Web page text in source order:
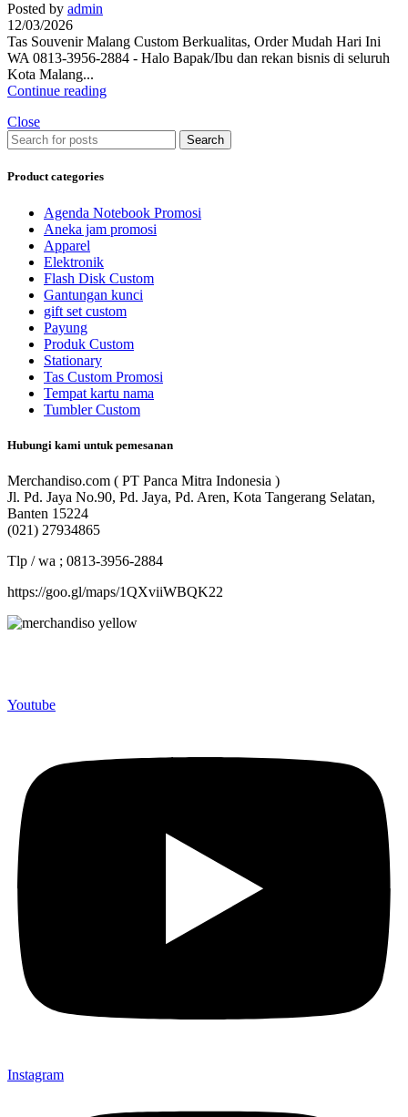
Posted by admin
12/03/2026
Tas Souvenir Malang Custom Berkualitas, Order Mudah Hari Ini
WA 0813-3956-2884 - Halo Bapak/Ibu dan rekan bisnis di seluruh
Kota Malang...
Continue reading
Close
Search
Product categories
Agenda Notebook Promosi
Aneka jam promosi
Apparel
Elektronik
Flash Disk Custom
Gantungan kunci
gift set custom
Payung
Produk Custom
Stationary
Tas Custom Promosi
Tempat kartu nama
Tumbler Custom
Hubungi kami untuk pemesanan
Merchandiso.com ( PT Panca Mitra Indonesia )
Jl. Pd. Jaya No.90, Pd. Jaya, Pd. Aren, Kota Tangerang Selatan,
Banten 15224
(021) 27934865
Tlp / wa ; 0813-3956-2884
https://goo.gl/maps/1QXviiWBQK22
Youtube
Instagram